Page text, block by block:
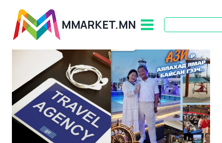
content
MMARKET.MN